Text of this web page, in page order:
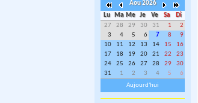
Aou 2026
Lu
Ma Me Je Ve Sa
Di
27
28 29 30 31 1
2
3
4 5 6 7 8
9
10
11 12 13 14 15
16
17
18 19 20 21 22
23
24
25 26 27 28 29
30
31
1 2 3 4 5
6
Aujourd'hui